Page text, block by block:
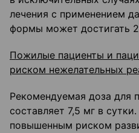
лечения с применением
формы может достигать
Пожилые пациенты и
риском нежелательных
Рекомендуемая доза для
составляет 7,5 мг в
повышенным риском